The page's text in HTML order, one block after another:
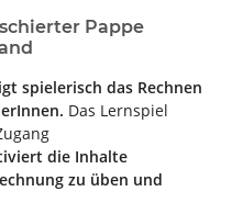
Pappe
spielerisch das Rechnen
Das Lernspiel
die Inhalte
zu üben und